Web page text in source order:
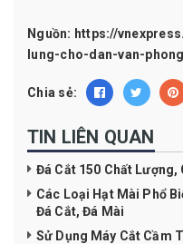
Nguồn: https://
lung-cho-dan-van-
Chia sẻ:
TIN LIÊN QUAN
Đá Cắt 150 Chất Lượng,
Các Loại Hạt Mài Phổ
Đá Cắt, Đá Mài
Sử Dụng Máy Cắt Cầm